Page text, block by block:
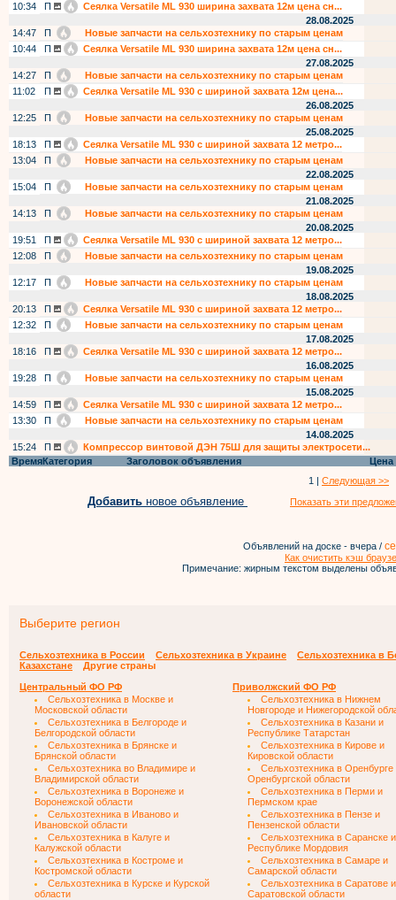
10:34
П
Сеялка Versatile ML 930 ширина захвата 12м цена сн...
28.08.2025
14:47
П
Новые запчасти на сельхозтехнику по старым ценам
10:44
П
Сеялка Versatile ML 930 ширина захвата 12м цена сн...
27.08.2025
14:27
П
Новые запчасти на сельхозтехнику по старым ценам
11:02
П
Сеялка Versatile ML 930 с шириной захвата 12м цена...
26.08.2025
12:25
П
Новые запчасти на сельхозтехнику по старым ценам
25.08.2025
18:13
П
Сеялка Versatile ML 930 с шириной захвата 12 метро...
13:04
П
Новые запчасти на сельхозтехнику по старым ценам
22.08.2025
15:04
П
Новые запчасти на сельхозтехнику по старым ценам
21.08.2025
14:13
П
Новые запчасти на сельхозтехнику по старым ценам
20.08.2025
19:51
П
Сеялка Versatile ML 930 с шириной захвата 12 метро...
12:08
П
Новые запчасти на сельхозтехнику по старым ценам
19.08.2025
12:17
П
Новые запчасти на сельхозтехнику по старым ценам
18.08.2025
20:13
П
Сеялка Versatile ML 930 с шириной захвата 12 метро...
12:32
П
Новые запчасти на сельхозтехнику по старым ценам
17.08.2025
18:16
П
Сеялка Versatile ML 930 с шириной захвата 12 метро...
16.08.2025
19:28
П
Новые запчасти на сельхозтехнику по старым ценам
15.08.2025
14:59
П
Сеялка Versatile ML 930 с шириной захвата 12 метро...
13:30
П
Новые запчасти на сельхозтехнику по старым ценам
14.08.2025
15:24
П
Компрессор винтовой ДЭН 75Ш для защиты электросети...
ВремяКатегория Заголовок объявления
Цена
1 | Следующая >>
Добавить новое объявление Показать эти
Объявлений на доске - вчера /
Как очистить кэш
Примечание: жирным текстом выделены
Выберите регион
Сельхозтехника в России Сельхозтехника в Украине
Сельхозтехника в
Казахстане
Другие страны
Центральный ФО РФ
Сельхозтехника в Москве и
Московской области
Сельхозтехника в Белгороде и
Белгородской области
Сельхозтехника в Брянске и
Брянской области
Сельхозтехника во Владимире и
Владимирской области
Сельхозтехника в Воронеже и
Воронежской области
Сельхозтехника в Иваново и
Ивановской области
Сельхозтехника в Калуге и
Калужской области
Сельхозтехника в Костроме и
Костромской области
Сельхозтехника в Курске и Курской
области
Приволжский ФО РФ
Сельхозтехника в Нижнем
Новгороде и Нижегородской
Сельхозтехника в Казани и
Республике Татарстан
Сельхозтехника в Кирове и
Кировской области
Сельхозтехника в Оренбурге
Оренбургской области
Сельхозтехника в Перми и
Пермском крае
Сельхозтехника в Пензе и
Пензенской области
Сельхозтехника в Саранске и
Республике Мордовия
Сельхозтехника в Самаре и
Самарской области
Сельхозтехника в Саратове и
Саратовской области